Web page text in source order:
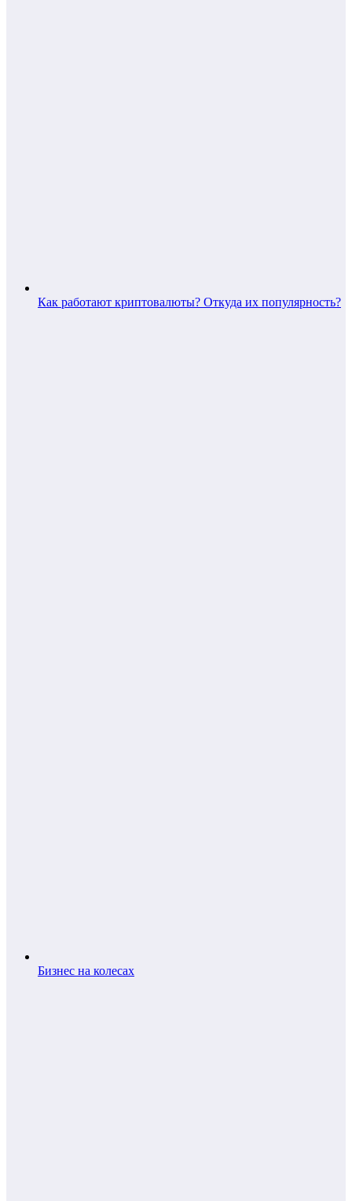
Как работают криптовалюты? Откуда их популярность?
Бизнес на колесах